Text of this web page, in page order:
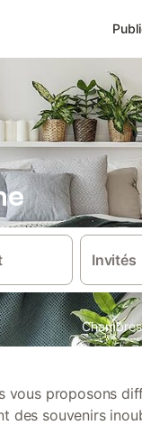
Invités
vous proposons
des souvenirs